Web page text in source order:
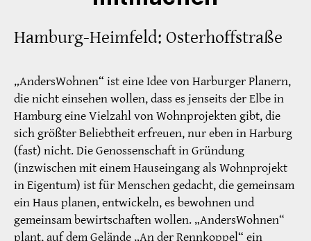
Hamburg-Heimfeld: Osterhoffstraße
„AndersWohnen“ ist eine Idee von Harburger Planern,
die nicht einsehen wollen, dass es jenseits der Elbe in
Hamburg eine Vielzahl von Wohnprojekten gibt, die
sich größter Beliebtheit erfreuen, nur eben in Harburg
(fast) nicht. Die Genossenschaft in Gründung
(inzwischen mit einem Hauseingang als Wohnprojekt
in Eigentum) ist für Menschen gedacht, die gemeinsam
ein Haus planen, entwickeln, es bewohnen und
gemeinsam bewirtschaften wollen. „AndersWohnen“
plant, auf dem Gelände „An der Rennkoppel“ ein